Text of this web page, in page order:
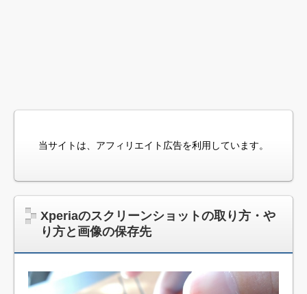
当サイトは、アフィリエイト広告を利用しています。
Xperiaのスクリーンショットの取り方・や
り方と画像の保存先